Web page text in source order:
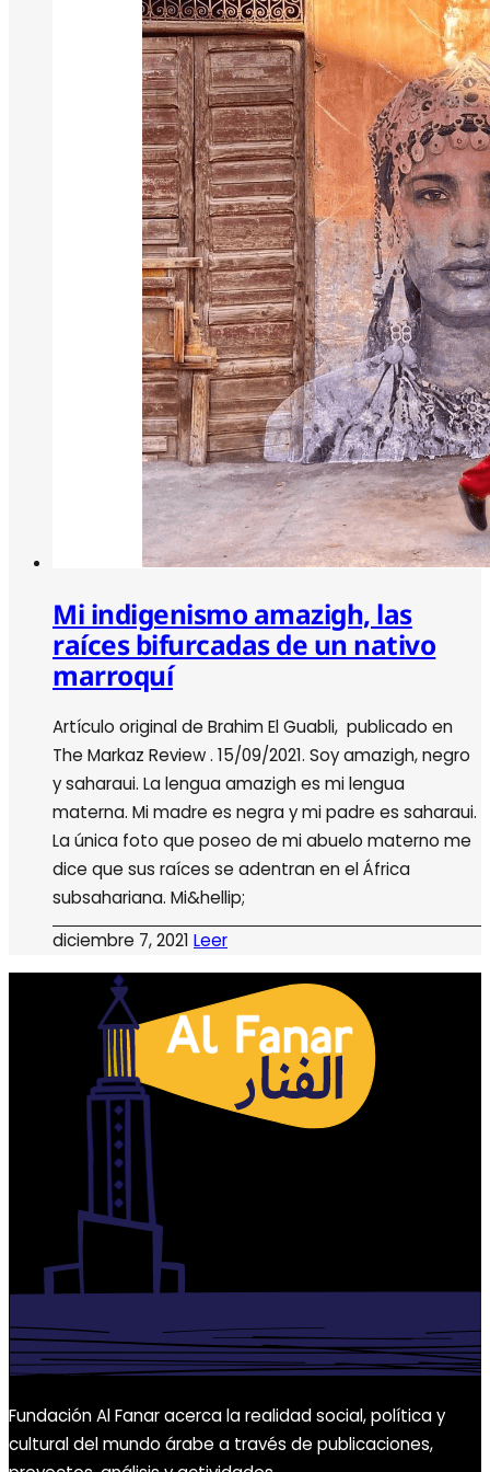
Mi indigenismo amazigh, las
raíces bifurcadas de un nativo
marroquí
Artículo original de Brahim El Guabli, publicado en
The Markaz Review . 15/09/2021. Soy amazigh, negro
y saharaui. La lengua amazigh es mi lengua
materna. Mi madre es negra y mi padre es saharaui.
La única foto que poseo de mi abuelo materno me
dice que sus raíces se adentran en el África
subsahariana. Mi&hellip;
diciembre 7, 2021 Leer
Fundación Al Fanar acerca la realidad social, política y
cultural del mundo árabe a través de publicaciones,